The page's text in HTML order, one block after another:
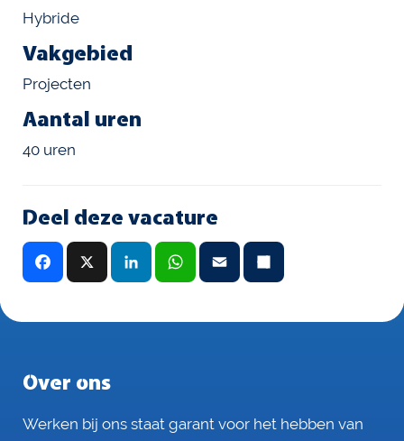
Hybride
Vakgebied
Projecten
Aantal uren
40 uren
Deel deze vacature
F
c
o
X
L
n
d
W
a
A
E
a
Over ons
Werken bij ons staat garant voor het hebben van